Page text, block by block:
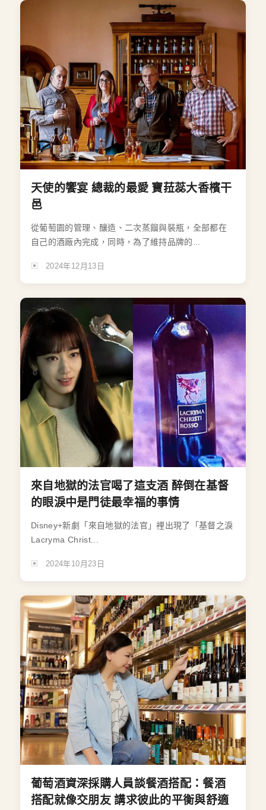
天使的饗宴 總裁的最愛 寶菈蕊大香檳干
邑
從葡萄園的管理、釀造、二次蒸餾與裝瓶，全部都在
自己的酒廠內完成，同時，為了維持品牌的...
2024年12月13日
來自地獄的法官喝了這支酒 醉倒在基督
的眼淚中是門徒最幸福的事情
Disney+新劇「來自地獄的法官」裡出現了「基督之淚
Lacryma Christ...
2024年10月23日
葡萄酒資深採購人員談餐酒搭配：餐酒
搭配就像交朋友 講求彼此的平衡與舒適